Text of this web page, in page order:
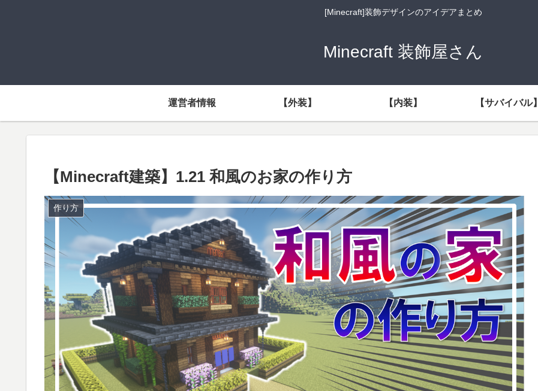
[Minecraft]装飾デザインのアイデアまとめ
Minecraft 装飾屋さん
運営者情報 【外装】 【内装】 【サバイバル】
【Minecraft建築】1.21 和風のお家の作り方
作り方